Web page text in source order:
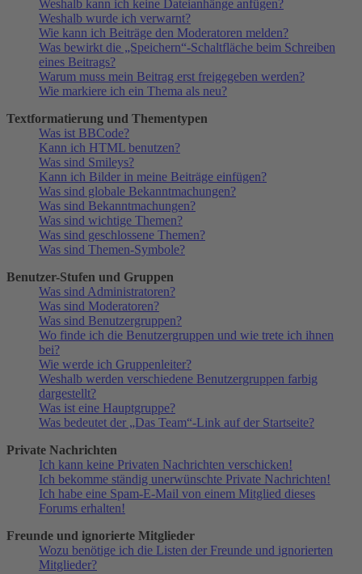
Weshalb kann ich keine Dateianhänge anfügen?
Weshalb wurde ich verwarnt?
Wie kann ich Beiträge den Moderatoren melden?
Was bewirkt die „Speichern“-Schaltfläche beim Schreiben
eines Beitrags?
Warum muss mein Beitrag erst freigegeben werden?
Wie markiere ich ein Thema als neu?
Textformatierung und Thementypen
Was ist BBCode?
Kann ich HTML benutzen?
Was sind Smileys?
Kann ich Bilder in meine Beiträge einfügen?
Was sind globale Bekanntmachungen?
Was sind Bekanntmachungen?
Was sind wichtige Themen?
Was sind geschlossene Themen?
Was sind Themen-Symbole?
Benutzer-Stufen und Gruppen
Was sind Administratoren?
Was sind Moderatoren?
Was sind Benutzergruppen?
Wo finde ich die Benutzergruppen und wie trete ich ihnen
bei?
Wie werde ich Gruppenleiter?
Weshalb werden verschiedene Benutzergruppen farbig
dargestellt?
Was ist eine Hauptgruppe?
Was bedeutet der „Das Team“-Link auf der Startseite?
Private Nachrichten
Ich kann keine Privaten Nachrichten verschicken!
Ich bekomme ständig unerwünschte Private Nachrichten!
Ich habe eine Spam-E-Mail von einem Mitglied dieses
Forums erhalten!
Freunde und ignorierte Mitglieder
Wozu benötige ich die Listen der Freunde und ignorierten
Mitglieder?